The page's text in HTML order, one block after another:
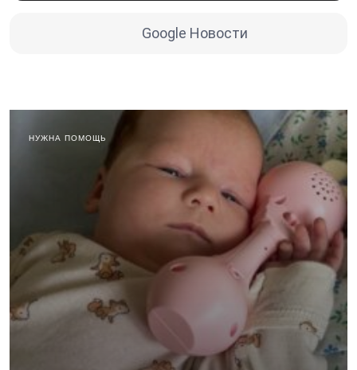
Google Новости
НУЖНА ПОМОЩЬ